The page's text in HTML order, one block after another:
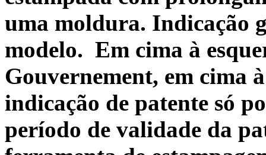
uma moldura. Indicação
modelo. Em cima à
Gouvernement, em cima
indicação de patente só
período de validade da